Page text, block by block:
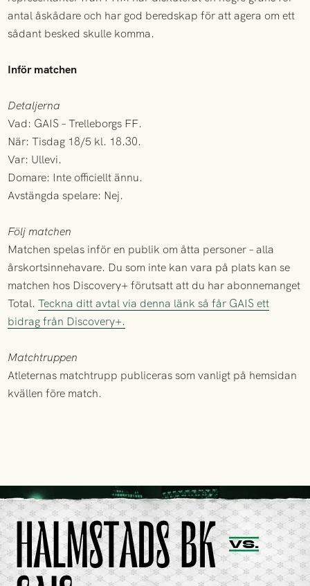
antal åskådare och har god beredskap för att agera om ett
sådant besked skulle komma.
Inför matchen
Detaljerna
Vad: GAIS – Trelleborgs FF.
När: Tisdag 18/5 kl. 18.30.
Var: Ullevi.
Domare: Inte officiellt ännu.
Avstängda spelare: Nej.
Följ matchen
Matchen spelas inför en publik om åtta personer – alla
årskortsinnehavare. Du som inte kan vara på plats kan se
matchen hos Discovery+ förutsatt att du har abonnemanget
Total.Teckna ditt avtal via denna länk så får GAIS ett
bidrag från Discovery+.
Matchtruppen
Atleternas matchtrupp publiceras som vanligt på hemsidan
kvällen före match.